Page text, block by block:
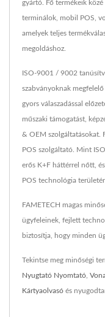
gyártó. Fő termékeik
terminálok, mobil POS,
amelyek teljes
megoldáshoz.
ISO-9001 / 9002
szabványoknak
gyors válaszadással
műszaki támogatást,
& OEM szolgáltatásokat.
POS szolgáltató. Mint
erős K+F háttérrel nőtt,
POS technológia
FAMETECH magas
ügyfeleinek, fejlett
biztosítja, hogy minden
Tekintse meg minőségi
Nyugtató Nyomtató,
Kártyaolvasó és